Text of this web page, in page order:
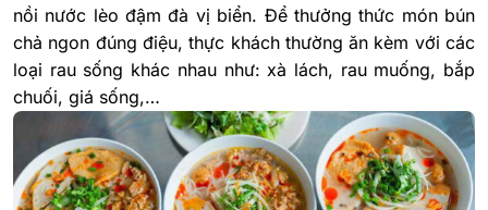
nồi nước lèo đậm đà vị biển. Để thưởng thức món bún
chả ngon đúng điệu, thực khách thường ăn kèm với các
loại rau sống khác nhau như: xà lách, rau muống, bắp
chuối, giá sống,…